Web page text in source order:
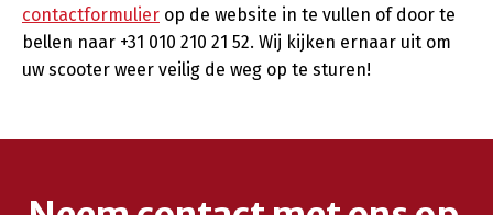
contactformulier op de website in te vullen of door te
bellen naar +31 010 210 21 52. Wij kijken ernaar uit om
uw scooter weer veilig de weg op te sturen!